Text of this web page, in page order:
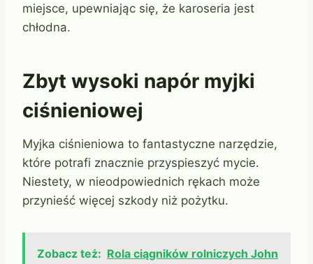
miejsce, upewniając się, że karoseria jest
chłodna.
Zbyt wysoki napór myjki
ciśnieniowej
Myjka ciśnieniowa to fantastyczne narzędzie,
które potrafi znacznie przyspieszyć mycie.
Niestety, w nieodpowiednich rękach może
przynieść więcej szkody niż pożytku.
Zobacz też: Rola ciągników rolniczych John